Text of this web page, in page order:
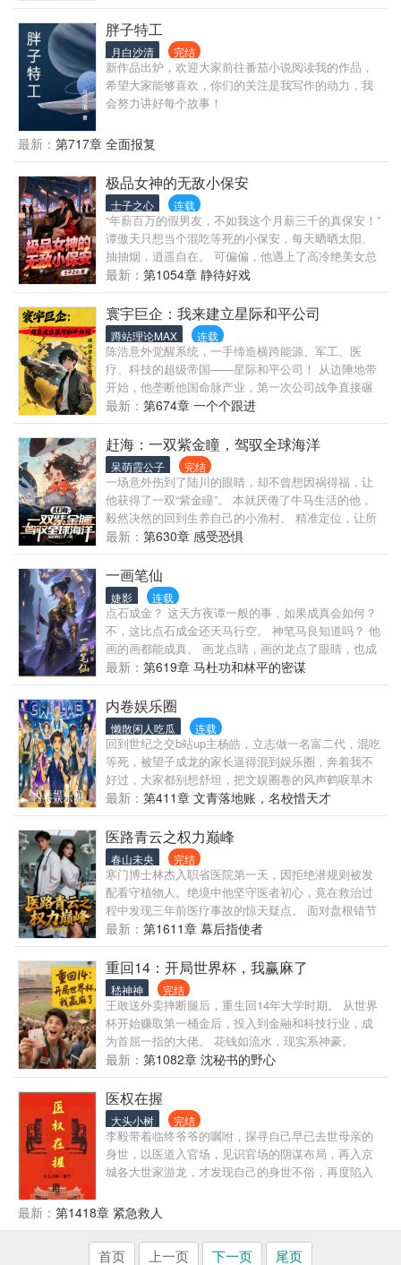
胖子特工
月白沙清 完结
新作品出炉，欢迎大家前往番茄小说阅读我的作品，
希望大家能够喜欢，你们的关注是我写作的动力，我
会努力讲好每个故事！
最新： 第717章 全面报复
极品女神的无敌小保安
士子之心 连载
“年薪百万的假男友，不如我这个月薪三千的真保安！”
谭傲天只想当个混吃等死的小保安，每天晒晒太阳、
抽抽烟，逍遥自在。 可偏偏，他遇上了高冷绝美女总
裁。 第一次见面，他搅黄了她的“假男友”相亲计划；
第二次见面，他徒手拆了杀手的枪； 第三次见面，他
直接住进了她的别墅…… “谭傲天！谁允许你睡我沙发
的？！” “沈总，贴身保安，当然要‘贴身’保护啊。” 从
此，兵王回归都市，扮猪吃虎，横扫商战黑帮，打脸
豪门阔少，成为绝美女总裁身边最嚣张的保镖！
最新： 第1054章 静待好戏
寰宇巨企：我来建立星际和平公司
蹲站理论MAX 连载
陈浩意外觉醒系统，一手缔造横跨能源、军工、医
疗、科技的超级帝国——星际和平公司！ 从边陲地带
开始，他垄断他国命脉产业，第一次公司战争直接碾
碎帝国主义霸权！ 中东战火再起？第三次海湾战争？
不，这是巨企的猎场！ 西方财团联手反扑？医药巨头
暗战非洲？在绝对的实力面前，一切反抗皆为蝼蚁！
当星空之门开启，成为幼年星神的陈浩开始了壮大命
途的征途。 星球的对弈结束，宇宙的棋局才刚刚开
始。新生文明的垂死反扑、流亡者的复仇之火、机械
生命的觉醒、虫群吞噬星系的恐怖……而陈浩的目
标，是让“存护”的命途照耀整个银河。 “若群星注定熄
灭，若文明终将腐朽，便由我成为永恒的火种。我，
即是琥珀王。” 关键词：
最新： 第674章 一个个跟进
赶海：一双紫金瞳，驾驭全球海洋
呆萌霞公子 完结
一场意外伤到了陆川的眼睛，却不曾想因祸得福，让
他获得了一双“紫金瞳”。 本就厌倦了牛马生活的他，
毅然决然的回到生养自己的小渔村。 精准定位，让所
有海洋生物无所遁形；同时“紫金瞳”分泌出来的“灵
泪”更是如灵丹妙药般神奇。 赶海出海，每次都能满载
而归。 后来陆川才明白，这紫金瞳的能力远远不止精
准定位这么简单。 ：契约海洋大型海兽成为自己的坐
骑，翱翔极寒深海，探寻沉船宝藏。 ：一念可观天下
灵，一眼可控万千海！ ：美女，我真的只是在看你胸
前的项链。 ：是时候给那个“小岛”来一次海水倒灌
了。 …… 自此，主宰海洋，悠闲自在。 我叫陆川，
他们似乎更喜欢称呼我为……海神！
最新： 第630章 感受恐惧
一画笔仙
婕影 连载
点石成金？ 这天方夜谭一般的事，如果成真会如何？
不，这比点石成金还天马行空。 神笔马良知道吗？ 他
画的画都能成真。 画龙点睛，画的龙点了眼睛，也成
了真。 喏，这不，只要你有想要的东西，画就是了。
剩下的交接笔仙，让她成真。 等等，不会画画怎么
办？ 嗨，那就学啊。 不会啊？ 我教你啊。
最新： 第619章 马杜功和林平的密谋
内卷娱乐圈
懒散闲人吃瓜 连载
回到世纪之交b站up主杨皓，立志做一名富二代，混吃
等死，被望子成龙的家长逼得混到娱乐圈，奔着我不
好过，大家都别想舒坦，把文娱圈卷的风声鹤唳草木
皆兵，最终把自己卷成了文娱圈大佬
最新： 第411章 文青落地账，名校惜天才
医路青云之权力巅峰
春山未央 完结
寒门博士林杰入职省医院第一天，因拒绝潜规则被发
配看守植物人。绝境中他坚守医者初心，竟在救治过
程中发现三年前医疗事故的惊天疑点。 面对盘根错节
的利益链条，他以病历为刀，以医术为盾，在师长和
同伴的帮助下，坚守医疗反腐底线。从急诊科到卫生
厅，从手术台到改革前沿，他将医者仁心化作破除沉
疴的利刃。 看当代青年医生如何用仁心仁术破除医疗
困局，在守护生命的战场上，书写新时代医者的责任
与担当。这是一场关于理想与现实的较量，更是一个
普通医生坚守初心、守护生命的动人故事。
最新： 第1611章 幕后指使者
重回14：开局世界杯，我赢麻了
嵇神神 完结
王敢送外卖摔断腿后，重生回14年大学时期。 从世界
杯开始赚取第一桶金后，投入到金融和科技行业，成
为首屈一指的大佬。 花钱如流水，现实系神豪。
最新： 第1082章 沈秘书的野心
医权在握
大头小树 完结
李毅带着临终爷爷的嘱咐，探寻自己早已去世母亲的
身世，以医道入官场，见识官场的阴谋布局，再入京
城各大世家游龙，才发现自己的身世不俗，再度陷入
巅，位列中枢。
最新： 第1418章 紧急救人
首页 上一页 下一页 尾页